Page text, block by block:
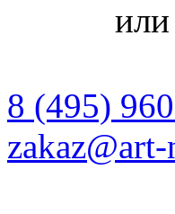
или на
8 (495)